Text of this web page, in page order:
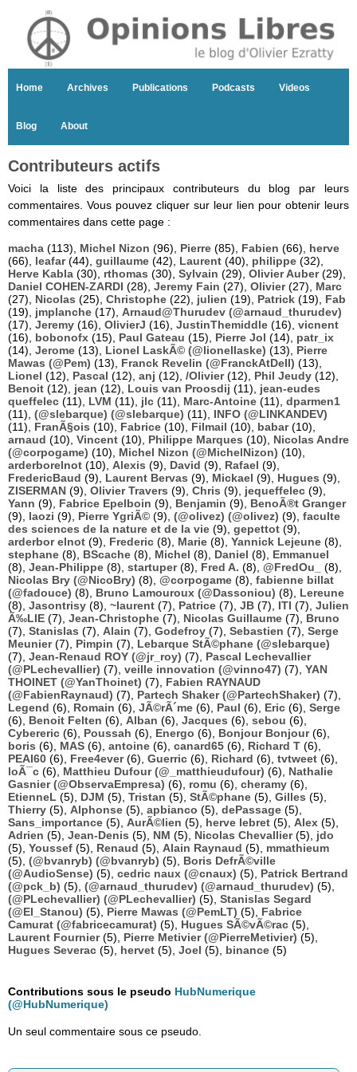
Home Archives Publications Podcasts Videos
Blog About
Contributeurs actifs
Voici la liste des principaux contributeurs du blog par leurs
commentaires. Vous pouvez cliquer sur leur lien pour obtenir leurs
commentaires dans cette page :
macha (113), Michel Nizon (96), Pierre (85), Fabien (66), herve
(66), leafar(44), guillaume (42), Laurent (40), philippe (32),
Herve Kabla (30), rthomas (30), Sylvain (29), Olivier Auber(29),
Daniel COHEN-ZARDI (28), Jeremy Fain (27), Olivier(27), Marc
(27), Nicolas (25), Christophe (22), julien (19), Patrick (19), Fab
(19), jmplanche (17), Arnaud@Thurudev (@arnaud_thurudev)
(17), Jeremy (16), OlivierJ (16), JustinThemiddle (16), vicnent
(16), bobonofx (15), Paul Gateau (15), Pierre Jol (14), patr_ix
(14), Jerome (13), Lionel LaskÃ© (@lionellaske) (13), Pierre
Mawas (@Pem) (13), Franck Revelin (@FranckAtDell) (13),
Lionel (12), Pascal (12), anj (12), /Olivier(12), Phil Jeudy (12),
Benoit (12), jean (12), Louis van Proosdij (11), jean-eudes
queffelec (11), LVM (11), jlc (11), Marc-Antoine (11), dparmen1
(11), (@slebarque) (@slebarque) (11), INFO (@LINKANDEV)
(11), FranÃ§ois (10), Fabrice (10), Filmail (10), babar(10),
arnaud (10), Vincent (10), Philippe Marques (10), Nicolas Andre
(@corpogame) (10), Michel Nizon (@MichelNizon) (10),
arderborelnot (10), Alexis (9), David (9), Rafael (9),
FredericBaud (9), Laurent Bervas (9), Mickael (9), Hugues (9),
ZISERMAN (9), Olivier Travers (9), Chris (9), jequeffelec (9),
Yann (9), Fabrice Epelboin (9), Benjamin (9), BenoÃ®t Granger
(9), laozi (9), Pierre YgriÃ© (9), (@olivez) (@olivez) (9), faculte
des sciences de la nature et de la vie (9), gepettot (9),
arderbor elnot (9), Frederic (8), Marie (8), Yannick Lejeune (8),
stephane (8), BScache (8), Michel (8), Daniel (8), Emmanuel
(8), Jean-Philippe (8), startuper(8), Fred A. (8), @FredOu_
(8),
Nicolas Bry (@NicoBry) (8), @corpogame (8), fabienne billat
(@fadouce) (8), Bruno Lamouroux (@Dassoniou) (8), Lereune
(8), Jasontrisy (8), ~laurent (7), Patrice (7), JB (7), ITI (7), Julien
Ã‰LIE (7), Jean-Christophe (7), Nicolas Guillaume (7), Bruno
(7), Stanislas (7), Alain (7), Godefroy (7), Sebastien (7), Serge
Meunier(7), Pimpin (7), Lebarque StÃ©phane (@slebarque)
(7), Jean-Renaud ROY (@jr_roy) (7), Pascal Lechevallier
(@PLechevallier) (7), veille innovation (@vinno47) (7), YAN
THOINET (@YanThoinet) (7), Fabien RAYNAUD
(@FabienRaynaud) (7), Partech Shaker (@PartechShaker) (7),
Legend (6), Romain (6), JÃ©rÃ´me (6), Paul (6), Eric (6), Serge
(6), Benoit Felten (6), Alban (6), Jacques (6), sebou (6),
Cybereric (6), Poussah (6), Energo (6), Bonjour Bonjour(6),
boris (6), MAS (6), antoine (6), canard65 (6), Richard T (6),
PEAI60 (6), Free4ever(6), Guerric (6), Richard (6), tvtweet (6),
loÃ¯c (6), Matthieu Dufour (@_matthieudufour) (6), Nathalie
Gasnier (@ObservaEmpresa) (6), romu (6), cheramy (6),
EtienneL (5), DJM (5), Tristan (5), StÃ©phane (5), Gilles (5),
Thierry (5), Alphonse (5), apbianco (5), dePassage (5),
Sans_importance (5), AurÃ©lien (5), herve lebret (5), Alex (5),
Adrien (5), Jean-Denis (5), NM (5), Nicolas Chevallier(5), jdo
(5), Youssef (5), Renaud (5), Alain Raynaud (5), mmathieum
(5), (@bvanryb) (@bvanryb) (5), Boris DefrÃ©ville
(@AudioSense) (5), cedric naux (@cnaux) (5), Patrick Bertrand
(@pck_b) (5), (@arnaud_thurudev) (@arnaud_thurudev) (5),
(@PLechevallier) (@PLechevallier) (5), Stanislas Segard
(@El_Stanou) (5), Pierre Mawas (@PemLT) (5), Fabrice
Camurat (@fabricecamurat) (5), Hugues SÃ©vÃ©rac (5),
Laurent Fournier(5), Pierre Metivier (@PierreMetivier) (5),
Hugues Severac (5), hervet (5), Joel (5), binance (5)
Contributions sous le pseudo HubNumerique
(@HubNumerique)
Un seul commentaire sous ce pseudo.